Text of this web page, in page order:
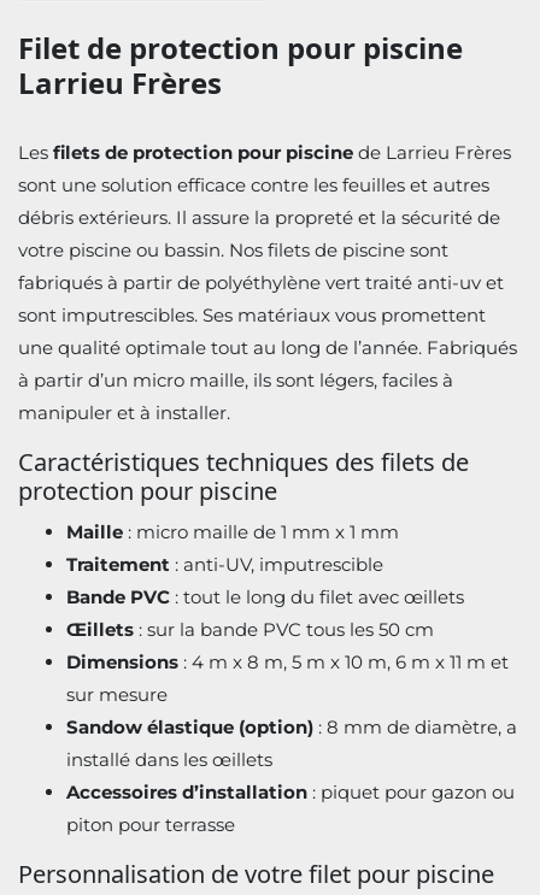
Filet de protection pour piscine
Larrieu Frères
Les filets de protection pour piscine de Larrieu Frères
sont une solution efficace contre les feuilles et autres
débris extérieurs. Il assure la propreté et la sécurité de
votre piscine ou bassin. Nos filets de piscine sont
fabriqués à partir de polyéthylène vert traité anti-uv et
sont imputrescibles. Ses matériaux vous promettent
une qualité optimale tout au long de l’année. Fabriqués
à partir d’un micro maille, ils sont légers, faciles à
manipuler et à installer.
Caractéristiques techniques des filets de
protection pour piscine
Maille : micro maille de 1 mm x 1 mm
Traitement : anti-UV, imputrescible
Bande PVC : tout le long du filet avec œillets
Œillets : sur la bande PVC tous les 50 cm
Dimensions : 4 m x 8 m, 5 m x 10 m, 6 m x 11 m et
sur mesure
Sandow élastique (option) : 8 mm de diamètre, a
installé dans les œillets
Accessoires d’installation : piquet pour gazon ou
piton pour terrasse
Personnalisation de votre filet pour piscine